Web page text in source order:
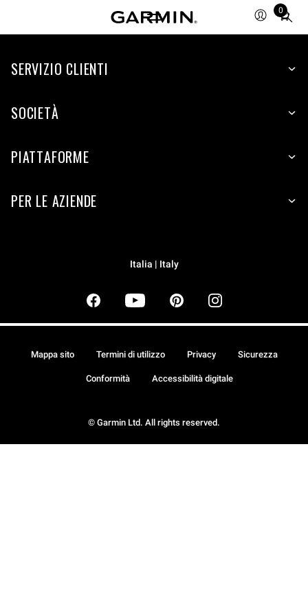
0
Total
items
cart:
SERVIZIO CLIENTI
SOCIETÀ
PIATTAFORME
PER LE AZIENDE
Italia | Italy
© Garmin Ltd. All rights reserved.
Mappa sito Termini di utilizzo Privacy Sicurezza
Conformità Accessibilità digitale